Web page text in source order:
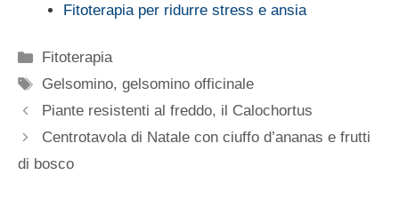
Fitoterapia per ridurre stress e ansia
Categorie
Fitoterapia
Tag
Gelsomino,gelsomino officinale
Piante resistenti al freddo, il Calochortus
Centrotavola di Natale con ciuffo d’ananas e frutti
di bosco